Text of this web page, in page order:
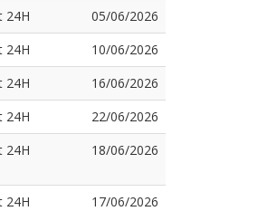
24H
05/06/2026
24H
10/06/2026
24H
16/06/2026
24H
22/06/2026
24H 18/06/2026
24H
17/06/2026